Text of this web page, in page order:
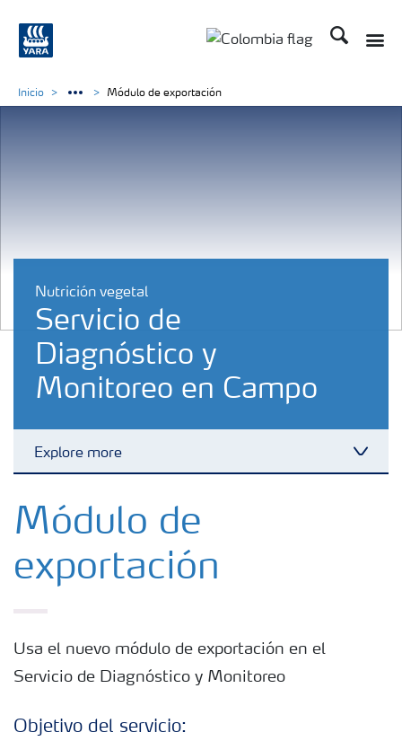
Buscar
Nutrición vegetal
Servicio de
Diagnóstico y
Monitoreo en Campo
Explore more
Fertilizantes con baja Huella de Carbono
Productos
Almacenaje y manejo de fertilizantes
Cultivos
Inicio Módulo de exportación
Módulo de
exportación
Usa el nuevo módulo de exportación en el
Servicio de Diagnóstico y Monitoreo
Objetivo del servicio: